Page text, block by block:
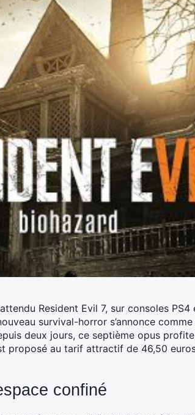
Resident Evil 7, sur consoles PS4
survival-horror s’annonce
deux jours, ce septième opus
proposé au tarif attractif de 46,50
confiné